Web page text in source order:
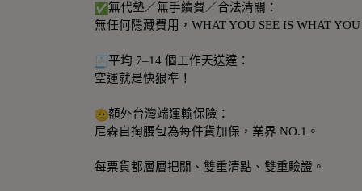
無代墊／無手續費／合法清關：
無任何隱藏費用，WHAT YOU SEE IS WHAT
平均 7–14 個工作天送達：
空運就是快狠準！
額外台灣端運輸保險：
尼森自掏腰包為每件貨加保，業界 NO.1。
每票貨都層層把關、雙重清點、雙重驗證。